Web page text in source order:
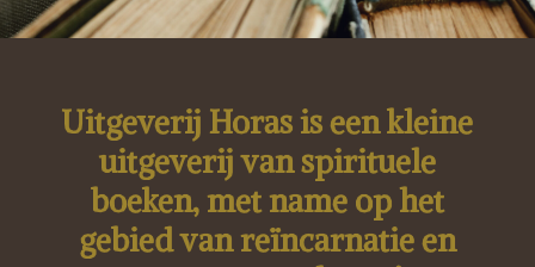
Uitgeverij Horas is een kleine
uitgeverij van spirituele
boeken, met name op het
gebied van reïncarnatie en